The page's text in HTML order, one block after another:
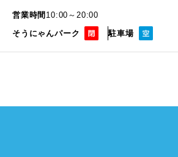
営業時間 10:00～20:00
そうにゃんパーク
駐車場